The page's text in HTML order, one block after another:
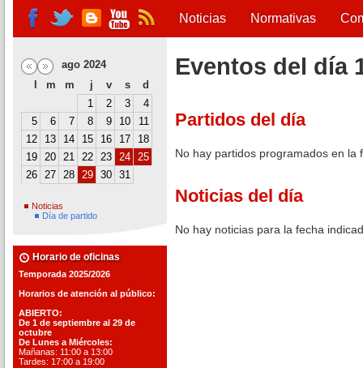
Noticias Normativas
ago 2024
m m j v s
d
1
2 3
4
5
6 7 8 9 10
11
12
13 14 15 16 17
18
19 20 21 22 23 24 25
26 27 28 29 30 31
Noticias
Día de partido
Horario de oficinas
Temporada 2025/2026
Horarios de atención al público:
ABIERTO:
De 1 de septiembre al 29 de
octubre
De Lunes a Miércoles:
Mañanas: 11:00 a 13:00
Tardes: 17:00 a 19:00
Eventos del día
Partidos del día
No hay partidos programados en la
Noticias del día
No hay noticias para la fecha